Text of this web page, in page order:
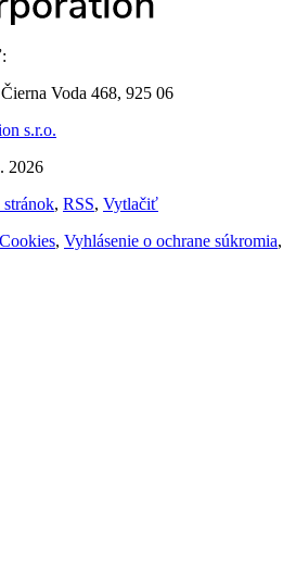
Voda 468, 925 06
s.r.o.
2026
stránok, RSS, Vytlačiť
Cookies, Vyhlásenie o ochrane súkromia,